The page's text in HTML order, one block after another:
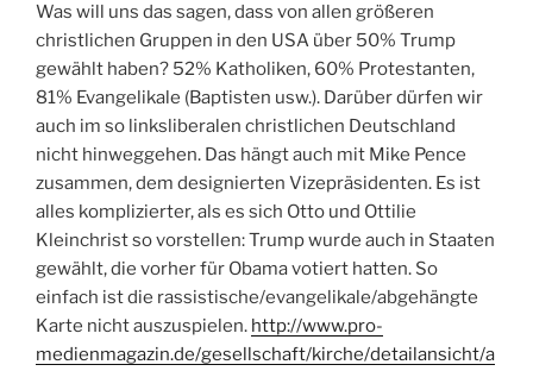
Was will uns das sagen, dass von allen größeren
christlichen Gruppen in den USA über 50% Trump
gewählt haben? 52% Katholiken, 60% Protestanten,
81% Evangelikale (Baptisten usw.). Darüber dürfen wir
auch im so linksliberalen christlichen Deutschland
nicht hinweggehen. Das hängt auch mit Mike Pence
zusammen, dem designierten Vizepräsidenten. Es ist
alles komplizierter, als es sich Otto und Ottilie
Kleinchrist so vorstellen: Trump wurde auch in Staaten
gewählt, die vorher für Obama votiert hatten. So
einfach ist die rassistische/evangelikale/abgehängte
Karte nicht auszuspielen. http://www.pro-
medienmagazin.de/gesellschaft/kirche/detailansicht/a